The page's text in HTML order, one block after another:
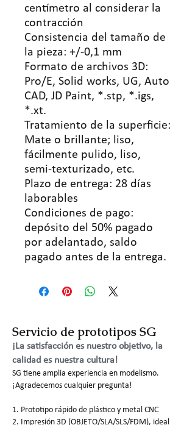
centímetro al considerar la
contracción
Consistencia del tamaño de
la pieza: +/-0,1 mm
Formato de archivos 3D:
Pro/E, Solid works, UG, Auto
CAD, JD Paint, *.stp, *.igs,
*.xt.
Tratamiento de la superficie:
Mate o brillante; liso,
fácilmente pulido, liso,
semi-texturizado, etc.
Plazo de entrega: 28 días
laborables
Condiciones de pago:
depósito del 50% pagado
por adelantado, saldo
pagado antes de la entrega.
Servicio de prototipos SG
¡La satisfacción es nuestro objetivo, la
calidad es nuestra cultura!
SG tiene amplia experiencia en modelismo.
¡Agradecemos cualquier pregunta!
1. Prototipo rápido de plástico y metal CNC
2. Impresión 3D (OBJETO/SLA/SLS/FDM), ideal